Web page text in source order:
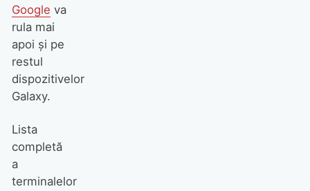
Google va
rula mai
apoi şi pe
restul
dispozitivelor
Galaxy.
Lista
completă
a
terminalelor